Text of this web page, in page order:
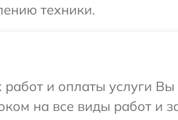
техники.
и оплаты услуги
на все виды работ и